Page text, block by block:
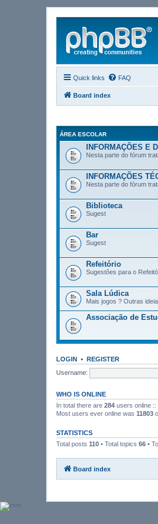
Quick links FAQ
Board index
ÁREA ESCOLAR
INFORMAÇÕES E
Nesta parte do fórum
INFORMAÇÕES
Nesta parte do fórum
Biblioteca
Sugest
Bar
Sugest
Refeitório
Sugestões para o
Sala Lúdica
Mais jogos ? Outras
Associação de
LOGIN • REGISTER
Username:
WHO IS ONLINE
In total there are 284 users online
Most users ever online was 11803
STATISTICS
Total posts 110 • Total topics 66 •
Board index